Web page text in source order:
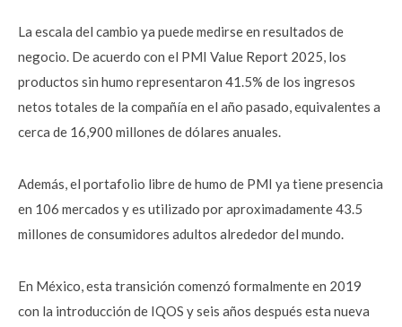
La escala del cambio ya puede medirse en resultados de
negocio. De acuerdo con el PMI Value Report 2025, los
productos sin humo representaron 41.5% de los ingresos
netos totales de la compañía en el año pasado, equivalentes a
cerca de 16,900 millones de dólares anuales.
Además, el portafolio libre de humo de PMI ya tiene presencia
en 106 mercados y es utilizado por aproximadamente 43.5
millones de consumidores adultos alrededor del mundo.
En México, esta transición comenzó formalmente en 2019
con la introducción de IQOS y seis años después esta nueva